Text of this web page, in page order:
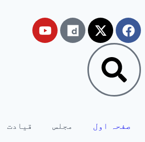
صفحہ اول مجلس قیادت